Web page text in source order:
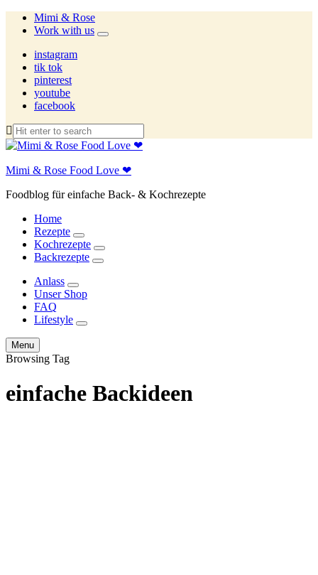
Mimi & Rose
Work with us
expand
instagram
tik tok
pinterest
youtube
facebook
Mimi & Rose Food Love ❤
Foodblog für einfache Back- & Kochrezepte
Home
Rezepte
expand
child
menu
Kochrezepte
expand
child
Backrezepte
expand
Anlass
expand
child
Unser Shop
FAQ
Lifestyle
expand
Search
Menu
Browsing Tag
einfache Backideen